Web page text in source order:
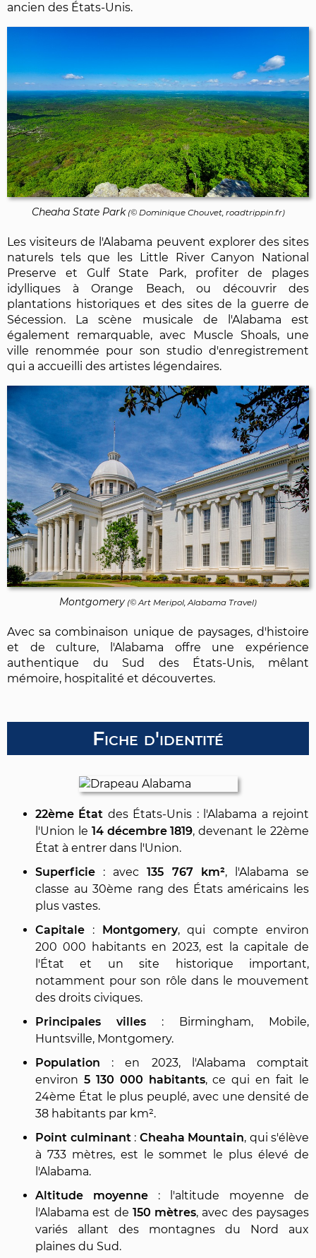
ancien des États-Unis.
Cheaha State Park(© Dominique Chouvet, roadtrippin.fr)
Les visiteurs de l'Alabama peuvent explorer des sites
naturels tels que les Little River Canyon National
Preserve et Gulf State Park, profiter de plages
idylliques à Orange Beach, ou découvrir des
plantations historiques et des sites de la guerre de
Sécession. La scène musicale de l'Alabama est
également remarquable, avec Muscle Shoals, une
ville renommée pour son studio d'enregistrement
qui a accueilli des artistes légendaires.
Montgomery (© Art Meripol, Alabama Travel)
Avec sa combinaison unique de paysages, d'histoire
et de culture, l'Alabama offre une expérience
authentique du Sud des États-Unis, mêlant
mémoire, hospitalité et découvertes.
Fiche d'identité
22ème État des États-Unis : l'Alabama a rejoint
l'Union le 14 décembre 1819, devenant le 22ème
État à entrer dans l'Union.
Superficie : avec135 767 km², l'Alabama se
classe au 30ème rang des États américains les
plus vastes.
Capitale : Montgomery, qui compte environ
200 000 habitants en 2023, est la capitale de
l'État et un site historique important,
notamment pour son rôle dans le mouvement
des droits civiques.
Principales villes : Birmingham, Mobile,
Huntsville, Montgomery.
Population : en 2023, l'Alabama comptait
environ 5 130 000 habitants, ce qui en fait le
24ème État le plus peuplé, avec une densité de
38 habitants par km².
Point culminant: Cheaha Mountain, qui s'élève
à 733 mètres, est le sommet le plus élevé de
l'Alabama.
Altitude moyenne : l'altitude moyenne de
l'Alabama est de 150 mètres, avec des paysages
variés allant des montagnes du Nord aux
plaines du Sud.